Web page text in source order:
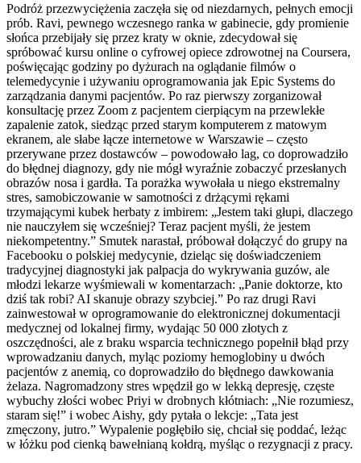
Podróż przezwyciężenia zaczęła się od niezdarnych, pełnych emocji
prób. Ravi, pewnego wczesnego ranka w gabinecie, gdy promienie
słońca przebijały się przez kraty w oknie, zdecydował się
spróbować kursu online o cyfrowej opiece zdrowotnej na Coursera,
poświęcając godziny po dyżurach na oglądanie filmów o
telemedycynie i używaniu oprogramowania jak Epic Systems do
zarządzania danymi pacjentów. Po raz pierwszy zorganizował
konsultację przez Zoom z pacjentem cierpiącym na przewlekłe
zapalenie zatok, siedząc przed starym komputerem z matowym
ekranem, ale słabe łącze internetowe w Warszawie – często
przerywane przez dostawców – powodowało lag, co doprowadziło
do błędnej diagnozy, gdy nie mógł wyraźnie zobaczyć przesłanych
obrazów nosa i gardła. Ta porażka wywołała u niego ekstremalny
stres, samobiczowanie w samotności z drżącymi rękami
trzymającymi kubek herbaty z imbirem: „Jestem taki głupi, dlaczego
nie nauczyłem się wcześniej? Teraz pacjent myśli, że jestem
niekompetentny.” Smutek narastał, próbował dołączyć do grupy na
Facebooku o polskiej medycynie, dzieląc się doświadczeniem
tradycyjnej diagnostyki jak palpacja do wykrywania guzów, ale
młodzi lekarze wyśmiewali w komentarzach: „Panie doktorze, kto
dziś tak robi? AI skanuje obrazy szybciej.” Po raz drugi Ravi
zainwestował w oprogramowanie do elektronicznej dokumentacji
medycznej od lokalnej firmy, wydając 50 000 złotych z
oszczędności, ale z braku wsparcia technicznego popełnił błąd przy
wprowadzaniu danych, myląc poziomy hemoglobiny u dwóch
pacjentów z anemią, co doprowadziło do błędnego dawkowania
żelaza. Nagromadzony stres wpędził go w lekką depresję, częste
wybuchy złości wobec Priyi w drobnych kłótniach: „Nie rozumiesz,
staram się!” i wobec Aishy, gdy pytała o lekcje: „Tata jest
zmęczony, jutro.” Wypalenie pogłębiło się, chciał się poddać, leżąc
w łóżku pod cienką bawełnianą kołdrą, myśląc o rezygnacji z pracy.